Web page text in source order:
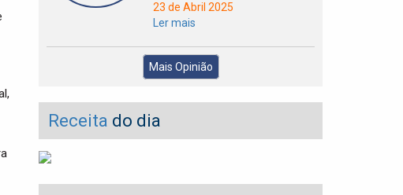
23 de Abril 2025
Ler mais
Mais Opinião
Receita do dia